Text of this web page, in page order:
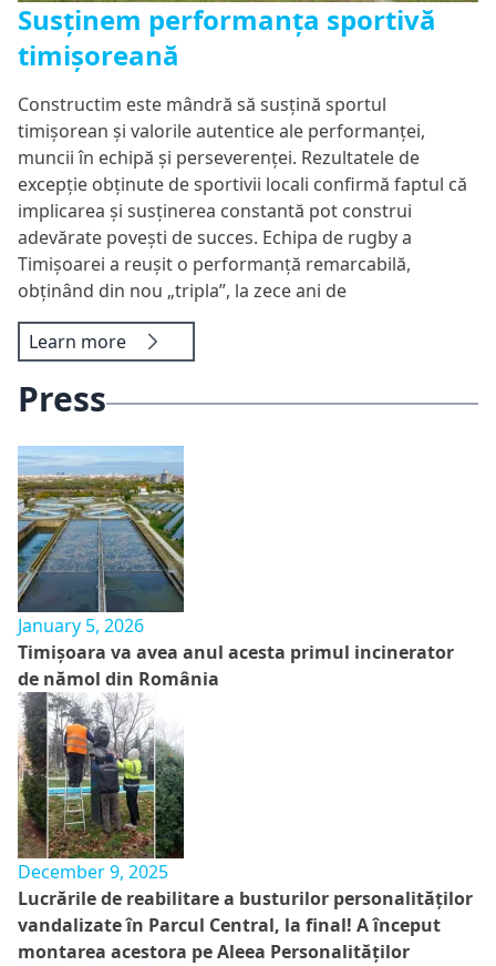
Susținem performanța sportivă
timișoreană
Constructim este mândră să susțină sportul
timișorean și valorile autentice ale performanței,
muncii în echipă și perseverenței. Rezultatele de
excepție obținute de sportivii locali confirmă faptul că
implicarea și susținerea constantă pot construi
adevărate povești de succes. Echipa de rugby a
Timișoarei a reușit o performanță remarcabilă,
obținând din nou „tripla”, la zece ani de
Learn more
Press
January 5, 2026
Timișoara va avea anul acesta primul incinerator
de nămol din România
December 9, 2025
Lucrările de reabilitare a busturilor personalităților
vandalizate în Parcul Central, la final! A început
montarea acestora pe Aleea Personalităților